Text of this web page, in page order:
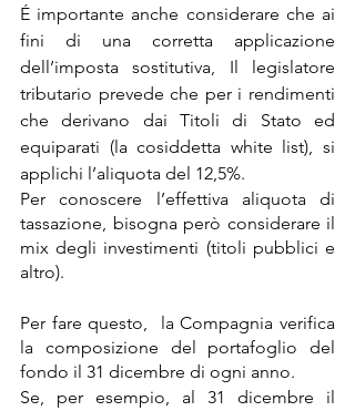
É importante anche considerare che ai
fini di una corretta applicazione
dell’imposta sostitutiva, Il legislatore
tributario prevede che per i rendimenti
che derivano dai Titoli di Stato ed
equiparati (la cosiddetta white list), si
applichi l’aliquota del 12,5%.
Per conoscere l’effettiva aliquota di
tassazione, bisogna però considerare il
mix degli investimenti (titoli pubblici e
altro).
Per fare questo,  la Compagnia verifica
la composizione del portafoglio del
fondo il 31 dicembre di ogni anno.
Se, per esempio, al 31 dicembre il